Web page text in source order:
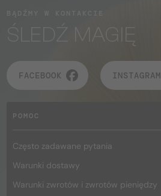
ŚLEDŹ MAGIĘ
FACEBOOK INSTAGRAM
POMOC
Często zadawane pytania
Warunki dostawy
Warunki zwrotów i zwrotów pieniędzy